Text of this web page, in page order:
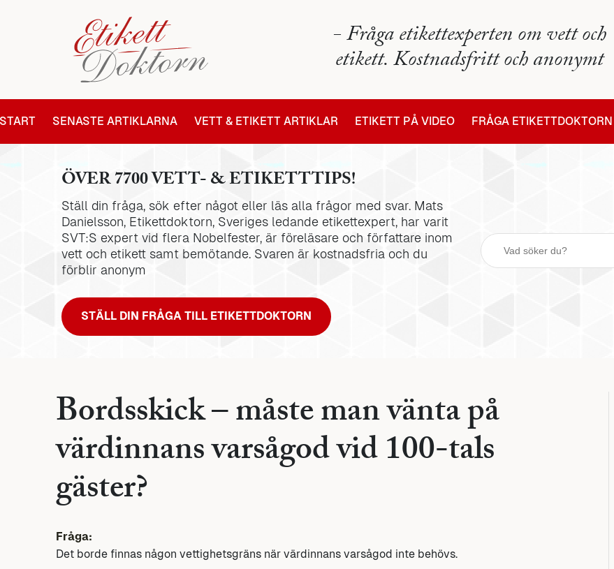
- Fråga etikettexperten om vett och
etikett. Kostnadsfritt och anonymt
START SENASTE ARTIKLARNA VETT & ETIKETT ARTIKLAR ETIKETT PÅ VIDEO FRÅGA ETIKETTDOKTORN
ÖVER 7700 VETT- & ETIKETTTIPS!
Ställ din fråga, sök efter något eller läs alla frågor med svar. Mats
Danielsson, Etikettdoktorn, Sveriges ledande etikettexpert, har varit
SVT:S expert vid flera Nobelfester, är föreläsare och författare inom
vett och etikett samt bemötande. Svaren är kostnadsfria och du
förblir anonym
STÄLL DIN FRÅGA TILL ETIKETTDOKTORN
Bordsskick – måste man vänta på
värdinnans varsågod vid 100-tals
gäster?
Fråga:
Det borde finnas någon vettighetsgräns när värdinnans varsågod inte behövs.